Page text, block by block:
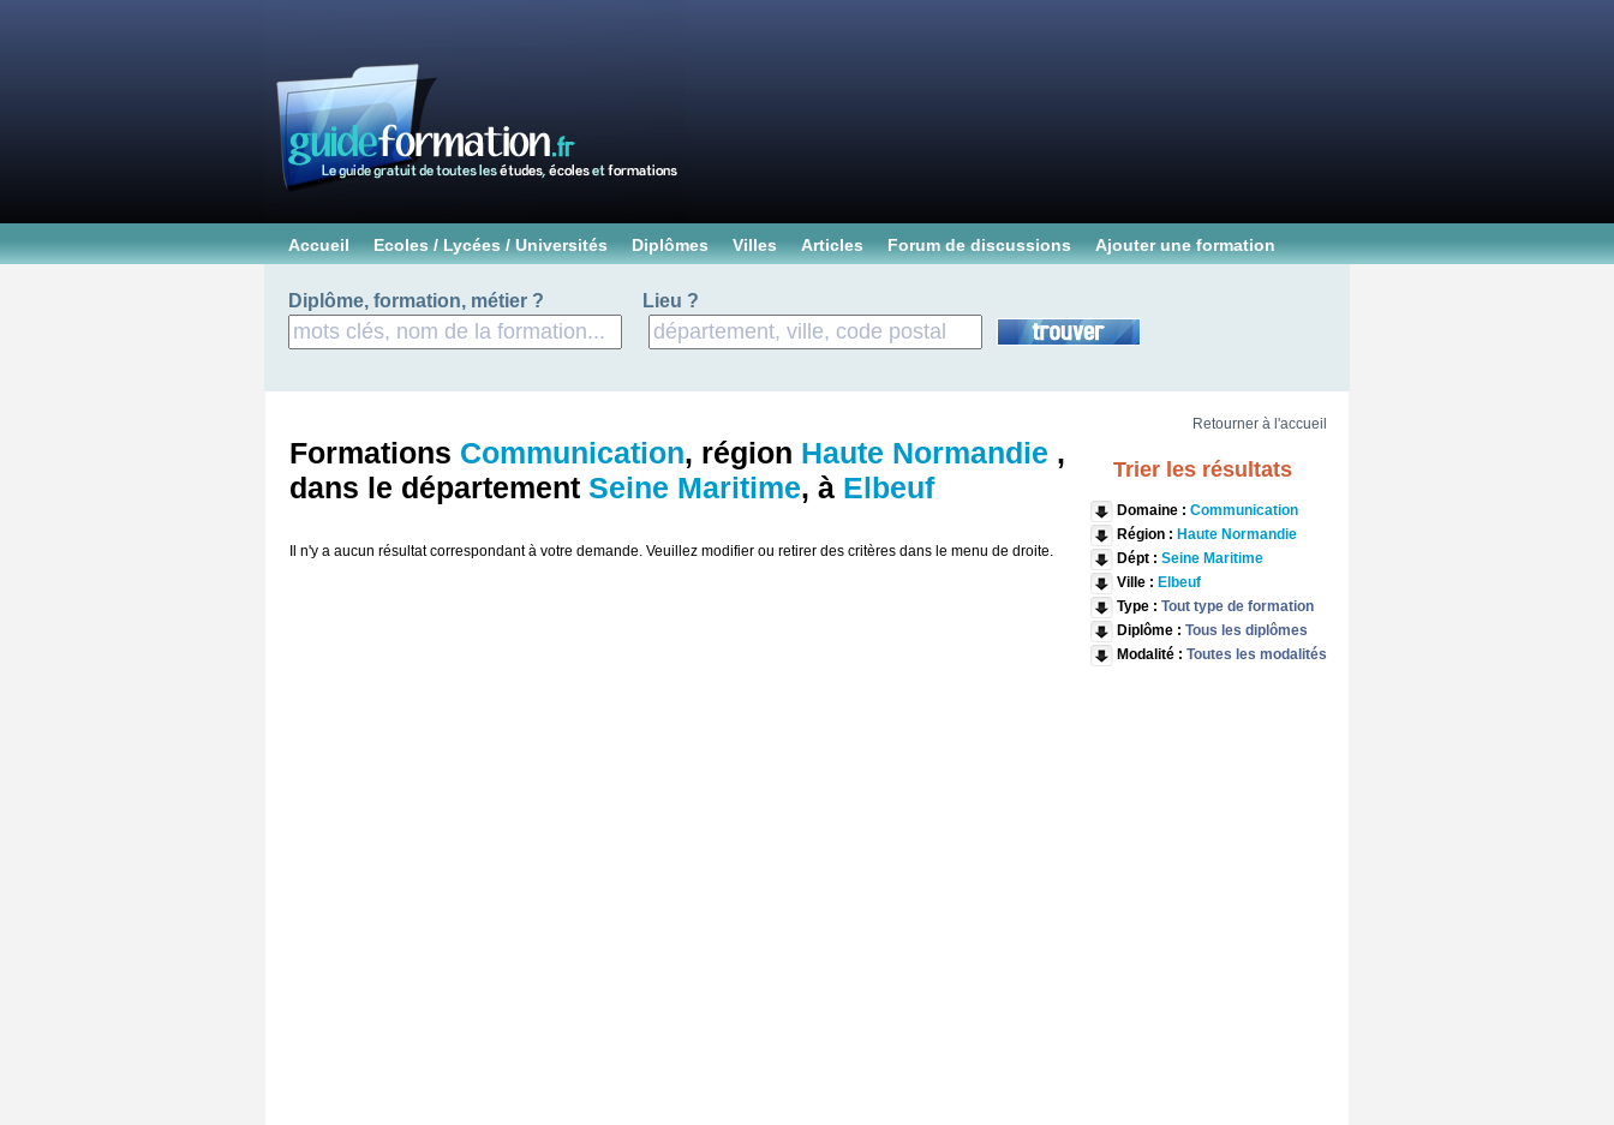
Accueil Ecoles / Lycées / Universités Diplômes Villes Articles Forum de discussions Ajouter une formation
Diplôme, formation, métier ? Lieu ?
Retourner à l'accueil
Formations Communication, région Haute Normandie ,
dans le département Seine Maritime, à Elbeuf
Il n'y a aucun résultat correspondant à votre demande. Veuillez modifier ou retirer des critères dans le menu de droite.
Trier les résultats
Domaine : Communication
Région : Haute Normandie
Dépt : Seine Maritime
Ville : Elbeuf
Type : Tout type de formation
Diplôme : Tous les diplômes
Modalité : Toutes les modalités